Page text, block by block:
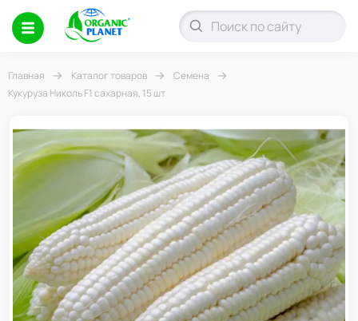
Главная Каталог товаров
Семена
Кукуруза Николь F1 сахарная, 15 шт